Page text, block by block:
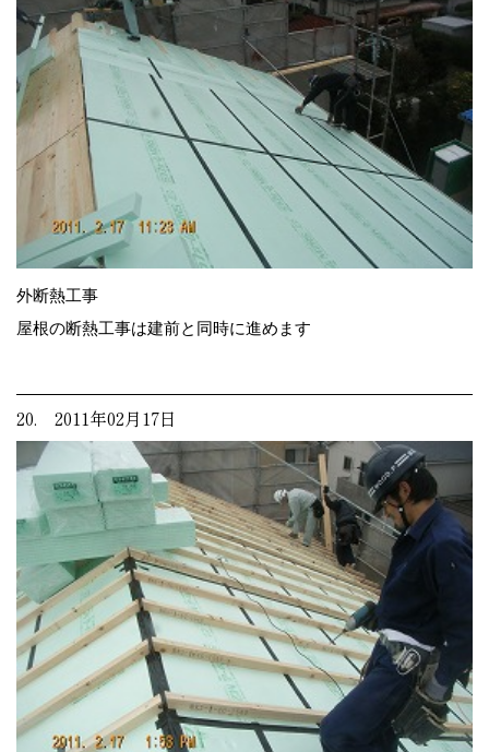
外断熱工事
屋根の断熱工事は建前と同時に進めます
20. 2011年02月17日